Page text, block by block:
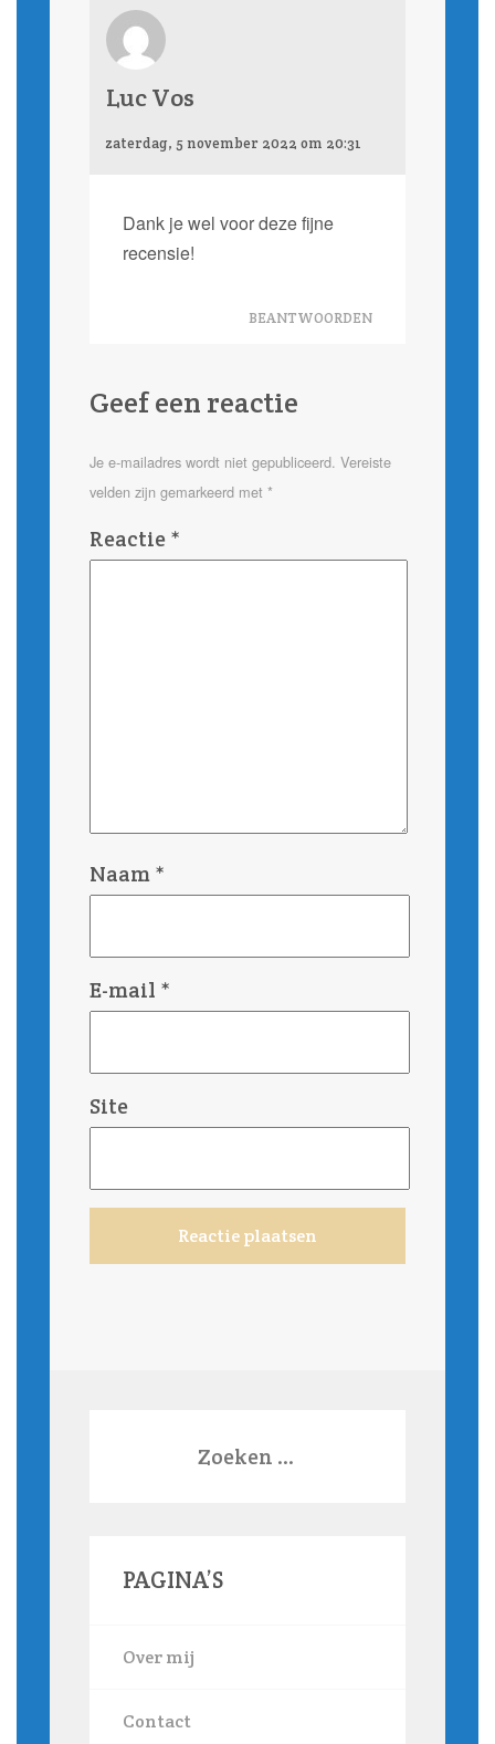
Luc Vos
zaterdag, 5 november 2022 om 20:31
Dank je wel voor deze fijne
recensie!
BEANTWOORDEN
Geef een reactie
Je e-mailadres wordt niet gepubliceerd. Vereiste
velden zijn gemarkeerd met *
Reactie *
Naam *
E-mail *
Site
PAGINA’S
Over mij
Contact